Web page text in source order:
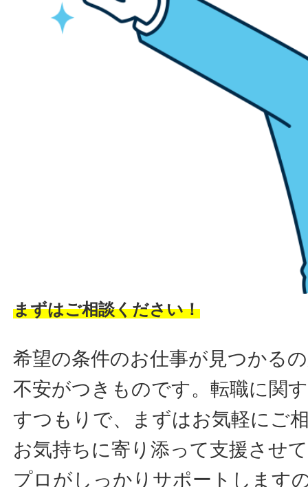
まずはご相談ください！
希望の条件のお仕事が見つかる
不安がつきものです。転職に関
すつもりで、まずはお気軽にご
お気持ちに寄り添って支援させ
プロがしっかりサポートします